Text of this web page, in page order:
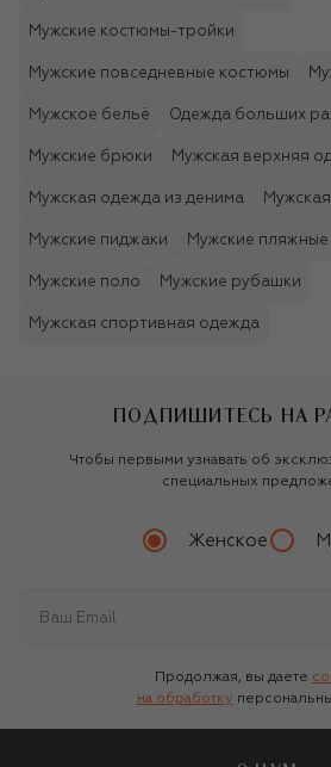
Мужские костюмы-тройки
Мужские повседневные костюмы
Мужское бельё Одежда больших
Мужские брюки Мужская верхняя
Мужская одежда из денима
Мужские пиджаки Мужские
Мужские поло Мужские рубашки
Мужская спортивная одежда
ПОДПИШИТЕСЬ НА
Чтобы первыми узнавать об
специальных
Женское
Продолжая, вы даете
на обработку